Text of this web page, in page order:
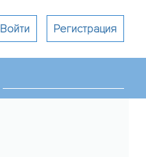
Войти Регистрация
Форма поиска